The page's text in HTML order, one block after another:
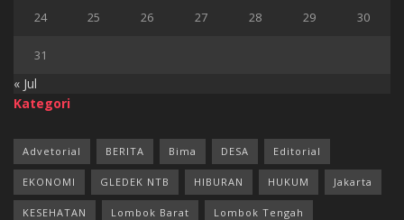
24 25 26 27 28 29 30
31
« Jul
Kategori
Advetorial BERITA Bima DESA Editorial
EKONOMI GLEDEK NTB HIBURAN HUKUM Jakarta
KESEHATAN Lombok Barat Lombok Tengah